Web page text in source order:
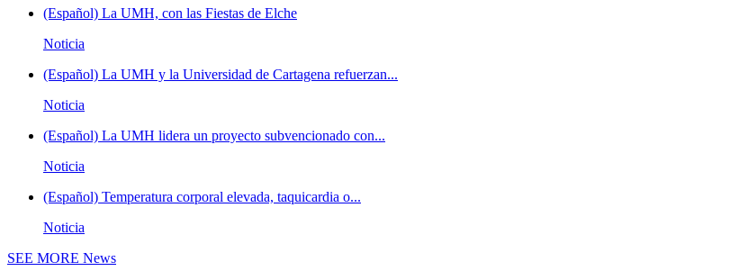
(Español) La UMH, con las Fiestas de Elche
Noticia
(Español) La UMH y la Universidad de Cartagena refuerzan...
Noticia
(Español) La UMH lidera un proyecto subvencionado con...
Noticia
(Español) Temperatura corporal elevada, taquicardia o...
Noticia
SEE MORE News